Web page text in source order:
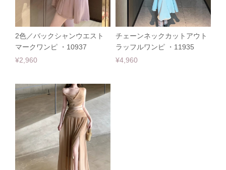
2色／バックシャンウエスト
マークワンピ ・10937
¥2,960
チェーンネックカットアウト
ラッフルワンピ ・11935
¥4,960